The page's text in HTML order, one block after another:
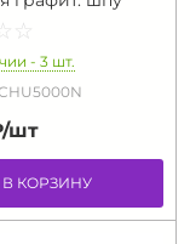
☆ ☆
★ ★
- 3 шт.
шт
В КОРЗИНУ